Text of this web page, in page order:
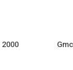
2000